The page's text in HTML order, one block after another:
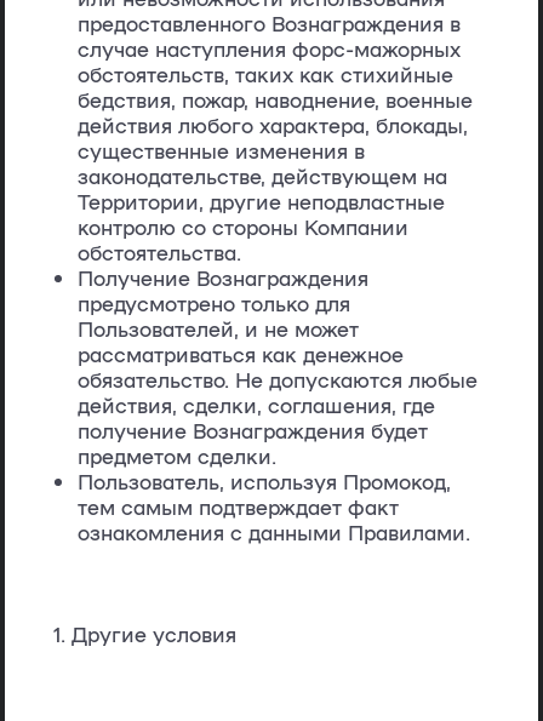
предоставленного Вознаграждения в
случае наступления форс-мажорных
обстоятельств, таких как стихийные
бедствия, пожар, наводнение, военные
действия любого характера, блокады,
существенные изменения в
законодательстве, действующем на
Территории, другие неподвластные
контролю со стороны Компании
обстоятельства.
Получение Вознаграждения
предусмотрено только для
Пользователей, и не может
рассматриваться как денежное
обязательство. Не допускаются любые
действия, сделки, соглашения, где
получение Вознаграждения будет
предметом сделки.
Пользователь, используя Промокод,
тем самым подтверждает факт
ознакомления с данными Правилами.
Другие условия